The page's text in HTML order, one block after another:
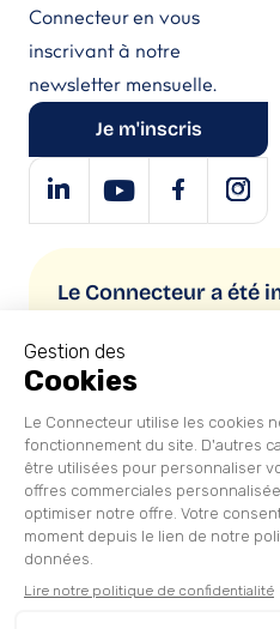
Connecteur en vous
inscrivant à notre
newsletter mensuelle.
Je m'inscris
Le Connecteur a été
Copyright © 2026 Le
Información jurídica
Política de privacidad
Condiciones generales